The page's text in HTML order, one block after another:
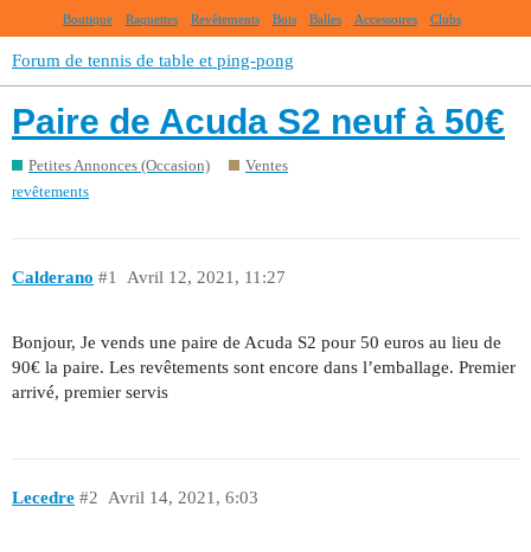
Boutique Raquettes Revêtements Bois Balles Accessoires Clubs
Forum de tennis de table et ping-pong
Paire de Acuda S2 neuf à 50€
Petites Annonces (Occasion)
Ventes
revêtements
Calderano Avril 12, 2021, 11:27
#1
Bonjour, Je vends une paire de Acuda S2 pour 50 euros au lieu de
90€ la paire. Les revêtements sont encore dans l’emballage. Premier
arrivé, premier servis
Lecedre Avril 14, 2021, 6:03
#2